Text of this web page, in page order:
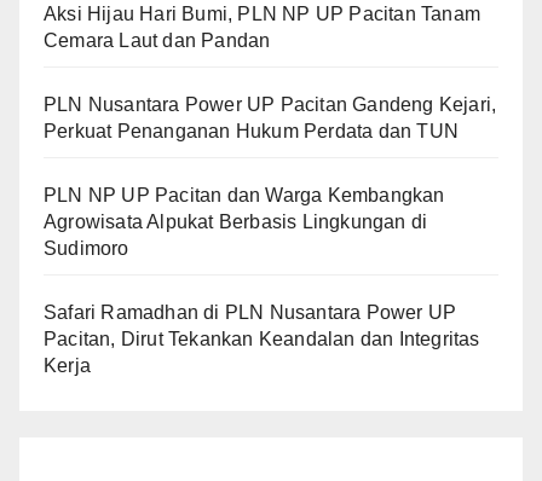
Aksi Hijau Hari Bumi, PLN NP UP Pacitan Tanam
Cemara Laut dan Pandan
PLN Nusantara Power UP Pacitan Gandeng Kejari,
Perkuat Penanganan Hukum Perdata dan TUN
PLN NP UP Pacitan dan Warga Kembangkan
Agrowisata Alpukat Berbasis Lingkungan di
Sudimoro
Safari Ramadhan di PLN Nusantara Power UP
Pacitan, Dirut Tekankan Keandalan dan Integritas
Kerja